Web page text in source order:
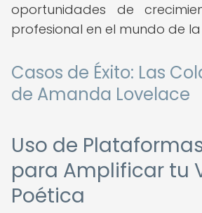
oportunidades de
profesional en el mundo de
Casos de Éxito: Las
de Amanda Lovelace
Uso de
para Amplificar tu
Poética